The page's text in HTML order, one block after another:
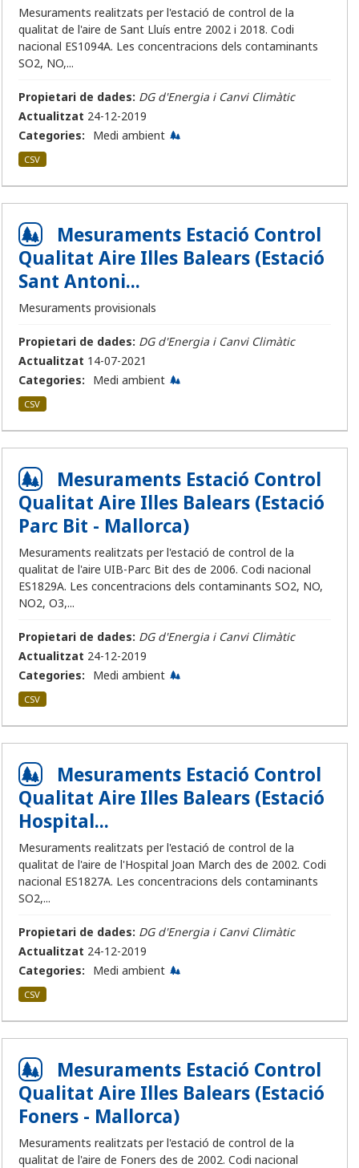
Mesuraments realitzats per l'estació de control de la
qualitat de l'aire de Sant Lluís entre 2002 i 2018. Codi
nacional ES1094A. Les concentracions dels contaminants
SO2, NO,...
Propietari de dades: DG d'Energia i Canvi Climàtic
Actualitzat 24-12-2019
Categories:
Medi ambient
CSV
Mesuraments Estació Control
Qualitat Aire Illes Balears (Estació
Sant Antoni...
Mesuraments provisionals
Propietari de dades: DG d'Energia i Canvi Climàtic
Actualitzat 14-07-2021
Categories:
Medi ambient
CSV
Mesuraments Estació Control
Qualitat Aire Illes Balears (Estació
Parc Bit - Mallorca)
Mesuraments realitzats per l'estació de control de la
qualitat de l'aire UIB-Parc Bit des de 2006. Codi nacional
ES1829A. Les concentracions dels contaminants SO2, NO,
NO2, O3,...
Propietari de dades: DG d'Energia i Canvi Climàtic
Actualitzat 24-12-2019
Categories:
Medi ambient
CSV
Mesuraments Estació Control
Qualitat Aire Illes Balears (Estació
Hospital...
Mesuraments realitzats per l'estació de control de la
qualitat de l'aire de l'Hospital Joan March des de 2002. Codi
nacional ES1827A. Les concentracions dels contaminants
SO2,...
Propietari de dades: DG d'Energia i Canvi Climàtic
Actualitzat 24-12-2019
Categories:
Medi ambient
CSV
Mesuraments Estació Control
Qualitat Aire Illes Balears (Estació
Foners - Mallorca)
Mesuraments realitzats per l'estació de control de la
qualitat de l'aire de Foners des de 2002. Codi nacional